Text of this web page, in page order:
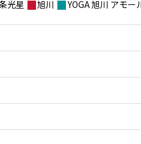
光星 旭川 YOGA 旭川 アモー